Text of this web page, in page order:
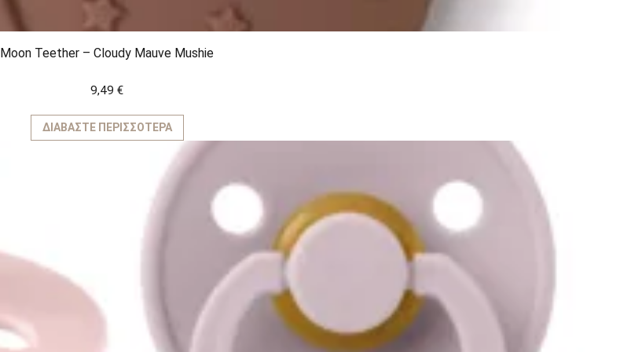
Moon Teether – Cloudy Mauve Mushie
9,49 €
ΔΙΑΒΆΣΤΕ ΠΕΡΙΣΣΌΤΕΡΑ